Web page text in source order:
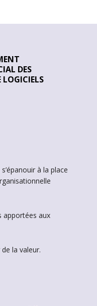
DES
LOGICIELS
à la place
apportées aux
la valeur.